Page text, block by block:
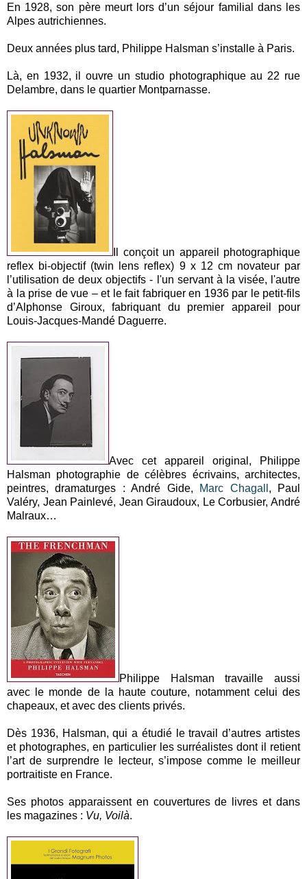
En 1928, son père meurt lors d’un séjour familial dans les
Alpes autrichiennes.
Deux années plus tard, Philippe Halsman s’installe à Paris.
Là, en 1932, il ouvre un studio photographique au 22 rue
Delambre, dans le quartier Montparnasse.
Il conçoit un appareil photographique
reflex bi-objectif (twin lens reflex) 9 x 12 cm novateur par
l’utilisation de deux objectifs - l'un servant à la visée, l'autre
à la prise de vue – et le fait fabriquer en 1936 par le petit-fils
d’Alphonse Giroux, fabriquant du premier appareil pour
Louis-Jacques-Mandé Daguerre.
Avec cet appareil original, Philippe
Halsman photographie de célèbres écrivains, architectes,
peintres, dramaturges : André Gide,
Marc Chagall , Paul
Valéry, Jean Painlevé, Jean Giraudoux, Le Corbusier, André
Malraux…
Philippe Halsman travaille aussi
avec le monde de la haute couture, notamment celui des
chapeaux, et avec des clients privés.
Dès 1936, Halsman, qui a étudié le travail d’autres artistes
et photographes, en particulier les surréalistes dont il retient
l’art de surprendre le lecteur, s’impose comme le meilleur
portraitiste en France.
Ses photos apparaissent en couvertures de livres et dans
les magazines : Vu, Voilà.